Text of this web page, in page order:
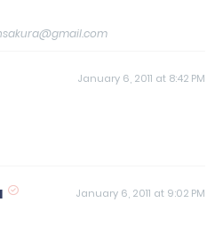
January 6, 2011 at 8:42 PM
January 6, 2011 at 9:02 PM